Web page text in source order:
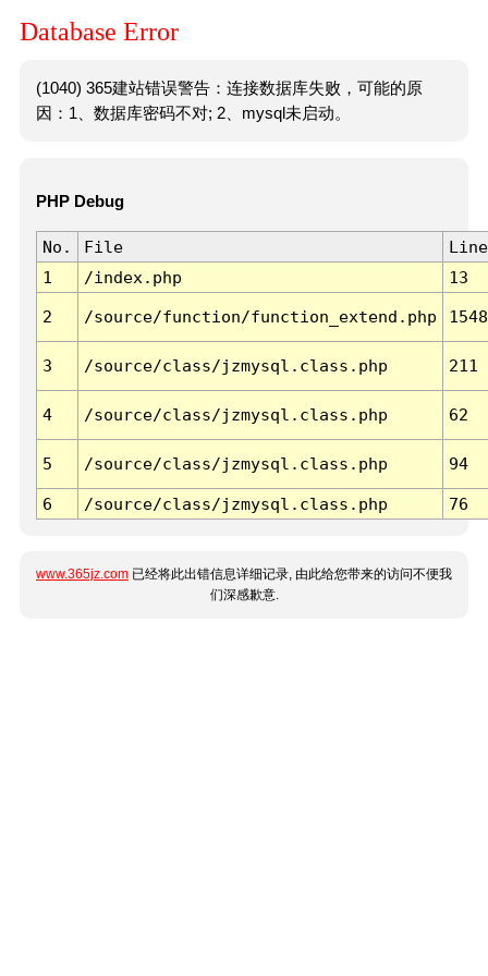
Database Error
(1040) 365建站错误警告：连接数据库失败，可能的原
因：1、数据库密码不对; 2、mysql未启动。
PHP Debug
No. File
Line
1
/index.php 13
2 /source/function/function_extend.php 1548
3 /source/class/jzmysql.class.php 211
4 /source/class/jzmysql.class.php 62
5 /source/class/jzmysql.class.php 94
6 /source/class/jzmysql.class.php 76
www.365jz.com 已经将此出错信息详细记录, 由此给您带来的访问不便我
们深感歉意.